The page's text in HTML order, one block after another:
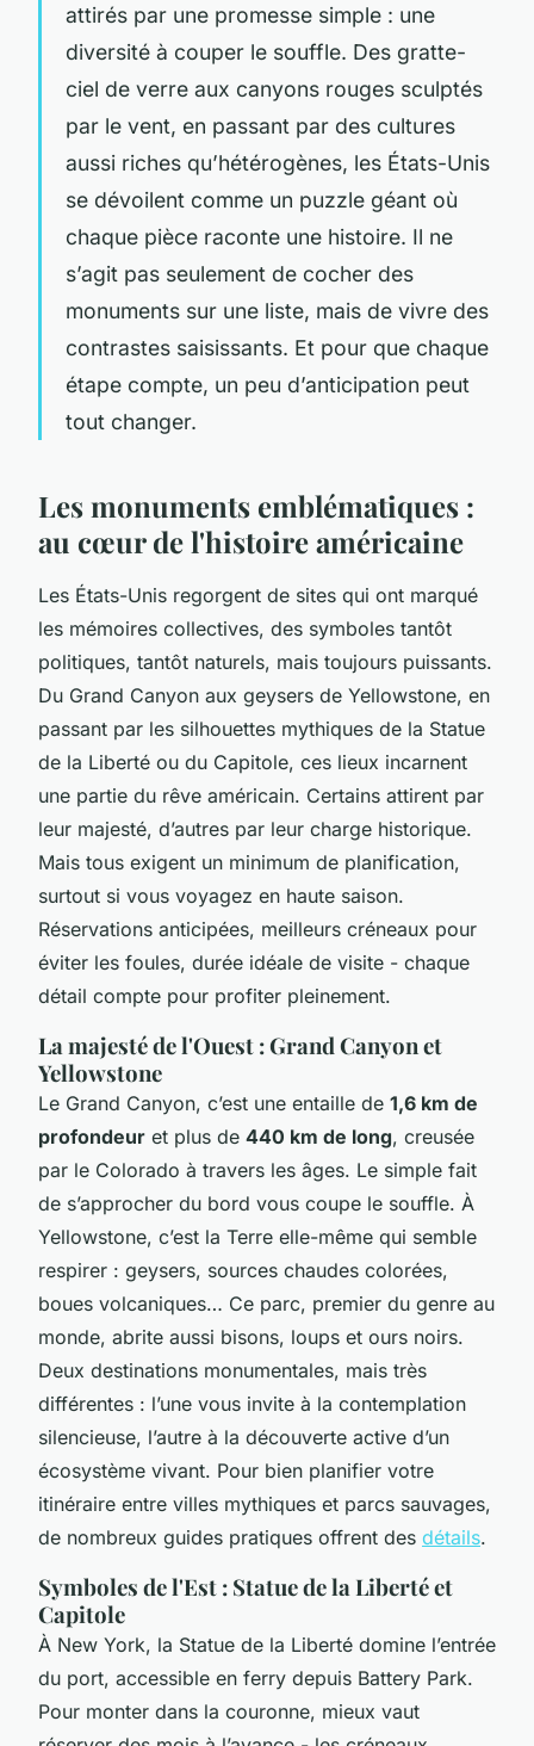
attirés par une promesse simple : une
diversité à couper le souffle. Des gratte-
ciel de verre aux canyons rouges sculptés
par le vent, en passant par des cultures
aussi riches qu’hétérogènes, les États-Unis
se dévoilent comme un puzzle géant où
chaque pièce raconte une histoire. Il ne
s’agit pas seulement de cocher des
monuments sur une liste, mais de vivre des
contrastes saisissants. Et pour que chaque
étape compte, un peu d’anticipation peut
tout changer.
Les monuments emblématiques :
au cœur de l'histoire américaine
Les États-Unis regorgent de sites qui ont marqué
les mémoires collectives, des symboles tantôt
politiques, tantôt naturels, mais toujours puissants.
Du Grand Canyon aux geysers de Yellowstone, en
passant par les silhouettes mythiques de la Statue
de la Liberté ou du Capitole, ces lieux incarnent
une partie du rêve américain. Certains attirent par
leur majesté, d’autres par leur charge historique.
Mais tous exigent un minimum de planification,
surtout si vous voyagez en haute saison.
Réservations anticipées, meilleurs créneaux pour
éviter les foules, durée idéale de visite - chaque
détail compte pour profiter pleinement.
La majesté de l'Ouest : Grand Canyon et
Yellowstone
Le Grand Canyon, c’est une entaille de 1,6 km de
profondeur et plus de 440 km de long, creusée
par le Colorado à travers les âges. Le simple fait
de s’approcher du bord vous coupe le souffle. À
Yellowstone, c’est la Terre elle-même qui semble
respirer : geysers, sources chaudes colorées,
boues volcaniques… Ce parc, premier du genre au
monde, abrite aussi bisons, loups et ours noirs.
Deux destinations monumentales, mais très
différentes : l’une vous invite à la contemplation
silencieuse, l’autre à la découverte active d’un
écosystème vivant. Pour bien planifier votre
itinéraire entre villes mythiques et parcs sauvages,
de nombreux guides pratiques offrent des détails.
Symboles de l'Est : Statue de la Liberté et
Capitole
À New York, la Statue de la Liberté domine l’entrée
du port, accessible en ferry depuis Battery Park.
Pour monter dans la couronne, mieux vaut